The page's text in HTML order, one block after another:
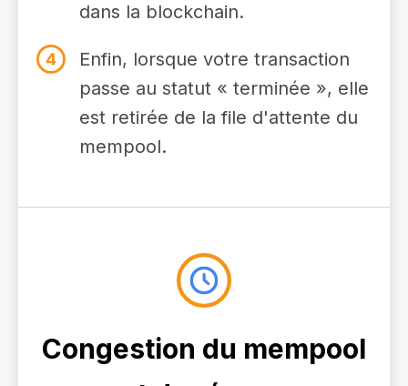
dans la blockchain.
Enfin, lorsque votre transaction
passe au statut « terminée », elle
est retirée de la file d'attente du
mempool.
Congestion du mempool